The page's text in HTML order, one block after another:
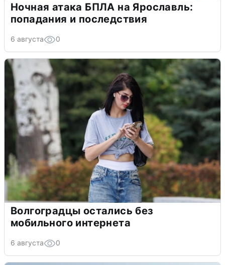
Ночная атака БПЛА на Ярославль:
попадания и последствия
6 августа 0
Волгоградцы остались без
мобильного интернета
6 августа 0